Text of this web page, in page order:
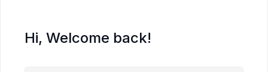
Hi, Welcome back!